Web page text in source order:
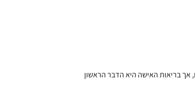
אך בריאות האישה היא הדבר הראשון